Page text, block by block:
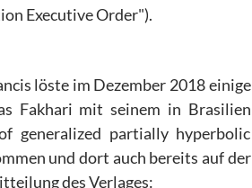
Executive Order").
löste im Dezember 2018 einige
Fakhari mit seinem in Brasilien
generalized partially hyperbolic
und dort auch bereits auf der
des Verlages: